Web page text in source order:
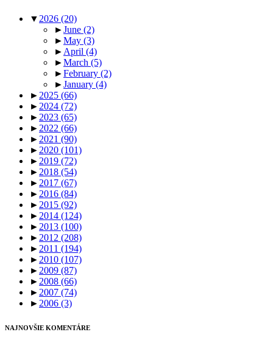
▼ 2026 (20)
►June (2)
►May (3)
► April (4)
►March (5)
►February (2)
►January (4)
► 2025 (66)
► 2024 (72)
► 2023 (65)
► 2022 (66)
► 2021 (90)
► 2020 (101)
► 2019 (72)
► 2018 (54)
► 2017 (67)
► 2016 (84)
► 2015 (92)
► 2014 (124)
► 2013 (100)
► 2012 (208)
► 2011 (194)
► 2010 (107)
► 2009 (87)
► 2008 (66)
► 2007 (74)
► 2006 (3)
NAJNOVŠIE KOMENTÁRE